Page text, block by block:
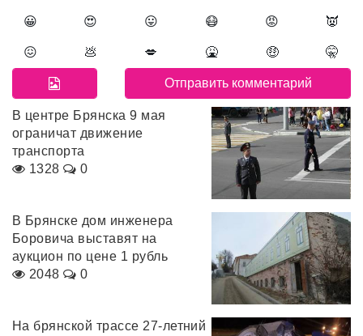
😀 😍 😛 😷 😡 👿
😖 💩 💋 🤮 🤑 🤫
В центре Брянска 9 мая
ограничат движение
транспорта
1328
0
В Брянске дом инженера
Боровича выставят на
аукцион по цене 1 рубль
2048
0
На брянской трассе 27-летний